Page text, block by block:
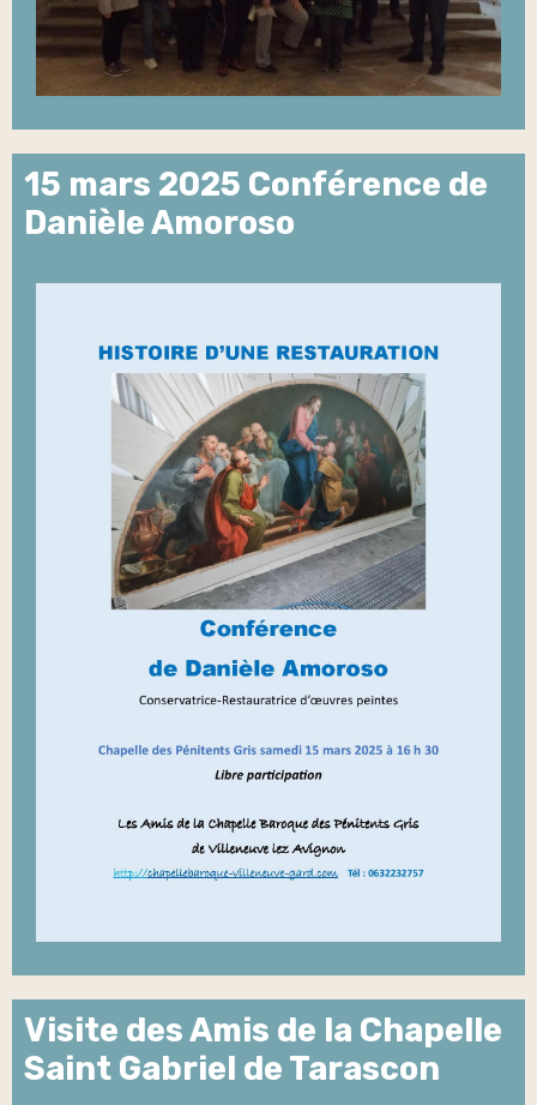
15 mars 2025 Conférence de
Danièle Amoroso
Visite des Amis de la Chapelle
Saint Gabriel de Tarascon